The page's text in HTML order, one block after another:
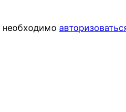
необходимо